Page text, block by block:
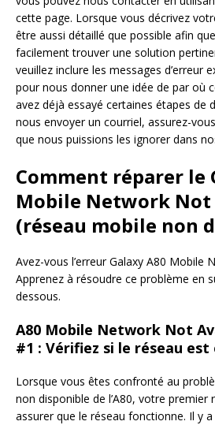
cette page. Lorsque vous décrivez
être aussi détaillé que possible afin
facilement trouver une solution
veuillez inclure les messages d’erreur
pour nous donner une idée de par où
avez déjà essayé certaines étapes de
nous envoyer un courriel, assurez-
que nous puissions les ignorer dans
Comment réparer le
Mobile Network
(réseau mobile non
Avez-vous l’erreur Galaxy A80 Mobile
Apprenez à résoudre ce problème en
dessous.
A80 Mobile Network Not
#1 : Vérifiez si le réseau est
Lorsque vous êtes confronté au
non disponible de l’A80, votre premier
assurer que le réseau fonctionne. Il y